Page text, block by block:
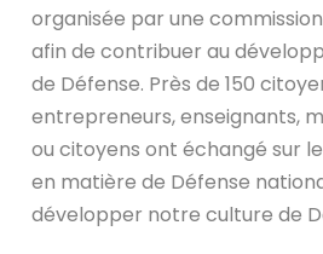
organisée par une
afin de contribuer au
de Défense. Près de 150
entrepreneurs, enseignants,
ou citoyens ont échangé sur
en matière de Défense
développer notre culture de